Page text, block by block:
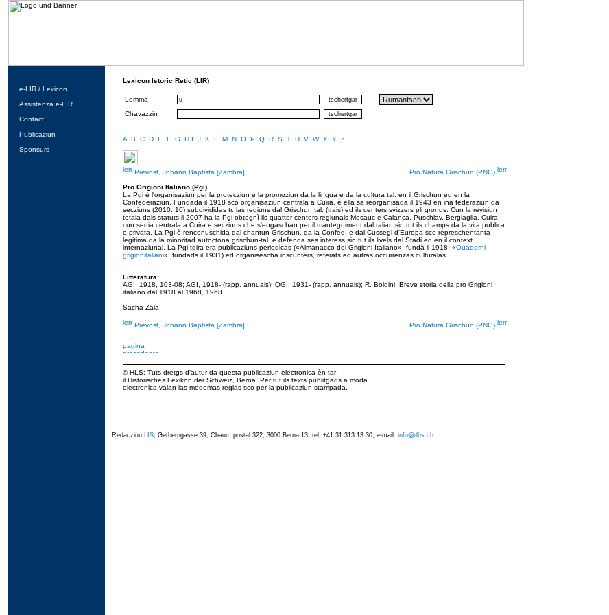
e-LIR / Lexicon
Assistenza e-LIR
Contact
Publicaziun
Sponsurs
Lexicon Istoric Retic (LIR)
Lemma
Chavazzin
A B C D E F G H I J K L M N O P Q R S T U V W X Y Z
Prevost, Johann Baptista [Zambra]
Pro Natura Grischun (PNG)
Pro Grigioni Italiano (Pgi)
La Pgi è l'organisaziun per la protecziun e la promoziun da la lingua e da la cultura tal. en il Grischun ed en la
Confederaziun. Fundada il 1918 sco organisaziun centrala a Cuira, è ella sa reorganisada il 1943 en ina federaziun da
secziuns (2010: 10) subdivididas tr. las regiuns dal Grischun tal. (trais) ed ils centers svizzers pli gronds. Cun la revisiun
totala dals statuts il 2007 ha la Pgi obtegnì ils quatter centers regiunals Mesauc e Calanca, Puschlav, Bergiaglia, Cuira,
cun sedia centrala a Cuira e secziuns che s'engaschan per il mantegniment dal talian sin tut ils champs da la vita publica
e privata. La Pgi è renconuschida dal chantun Grischun, da la Confed. e dal Cussegl d'Europa sco represchentanta
legitima da la minoritad autoctona grischun-tal. e defenda ses interess sin tut ils livels dal Stadi ed en il context
internaziunal. La Pgi tgira era publicaziuns periodicas («Almanacco del Grigioni Italiano», fundà il 1918; «Quaderni
grigionitaliani», fundads il 1931) ed organisescha inscunters, referats ed autras occurrenzas culturalas.
Litteratura:
AGI, 1918, 103-08; AGI, 1918- (rapp. annuals); QGI, 1931- (rapp. annuals); R. Boldini, Breve storia della pro Grigioni
italiano dal 1918 al 1968, 1968.
Sacha Zala
Prevost, Johann Baptista [Zambra] Pro Natura Grischun (PNG)
© HLS: Tuts dretgs d’autur da questa publicaziun electronica èn tar
il Historisches Lexikon der Schweiz, Berna. Per tut ils texts publitgads a moda
electronica valan las medemas reglas sco per la publicaziun stampada.
Redacziun LIS, Gerberngasse 39, Chaum postal 322, 3000 Berna 13, tel. +41 31 313 13 30, e-mail: info@dhs.ch